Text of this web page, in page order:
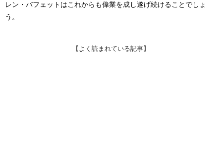
レン・バフェットはこれからも偉業を成し遂げ続けることでしょ
う。
【よく読まれている記事】